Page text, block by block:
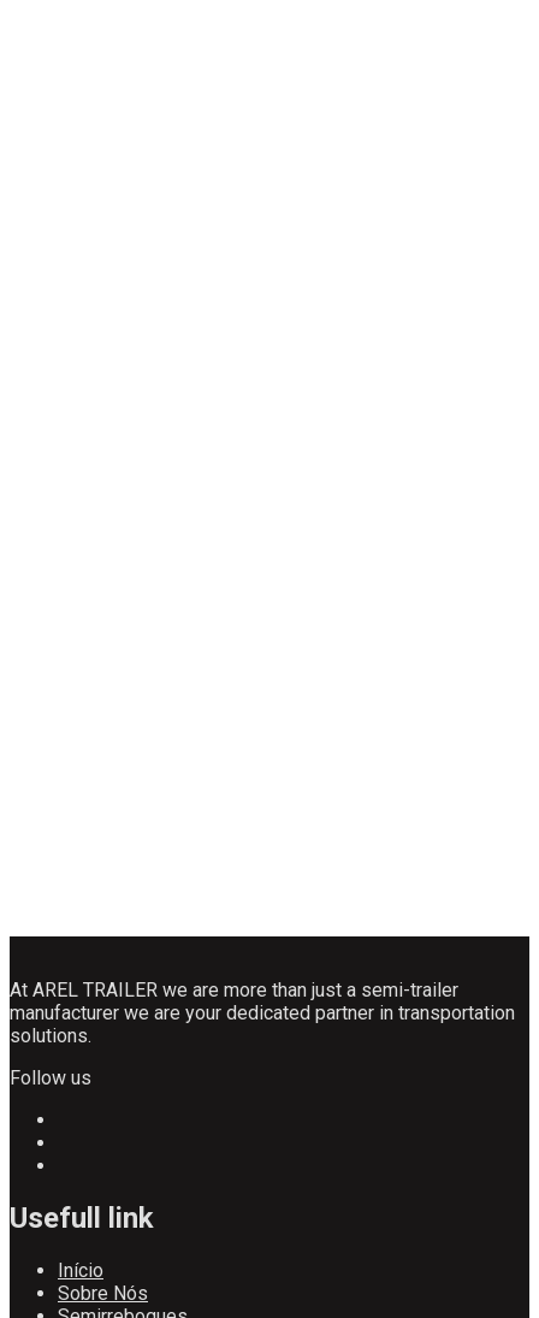
At AREL TRAILER we are more than just a semi-trailer
manufacturer we are your dedicated partner in transportation
solutions.
Follow us
Usefull link
Início
Sobre Nós